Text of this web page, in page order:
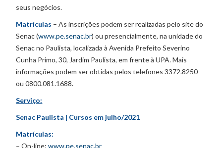
seus negócios.
Matrículas – As inscrições podem ser realizadas pelo site do
Senac (www.pe.senac.br) ou presencialmente, na unidade do
Senac no Paulista, localizada à Avenida Prefeito Severino
Cunha Primo, 30, Jardim Paulista, em frente à UPA. Mais
informações podem ser obtidas pelos telefones 3372.8250
ou 0800.081.1688.
Serviço:
Senac Paulista | Cursos em julho/2021
Matrículas:
– On-line:www.pe.senac.br